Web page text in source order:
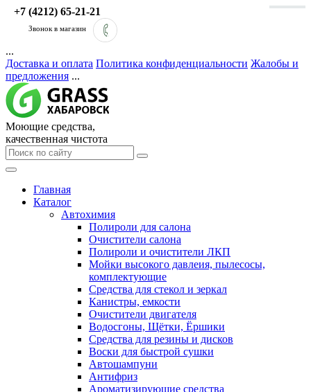
+7 (4212) 65-21-21
Звонок в магазин
...
Доставка и оплата Политика конфиденциальности Жалобы и
предложения ...
Моющие средства,
качественная чистота
Главная
Каталог
Автохимия
Полироли для салона
Очистители салона
Полироли и очистители ЛКП
Мойки высокого давлеия, пылесосы,
комплектующие
Средства для стекол и зеркал
Канистры, емкости
Очистители двигателя
Водосгоны, Щётки, Ёршики
Средства для резины и дисков
Воски для быстрой сушки
Автошампуни
Антифриз
Ароматизирующие средства